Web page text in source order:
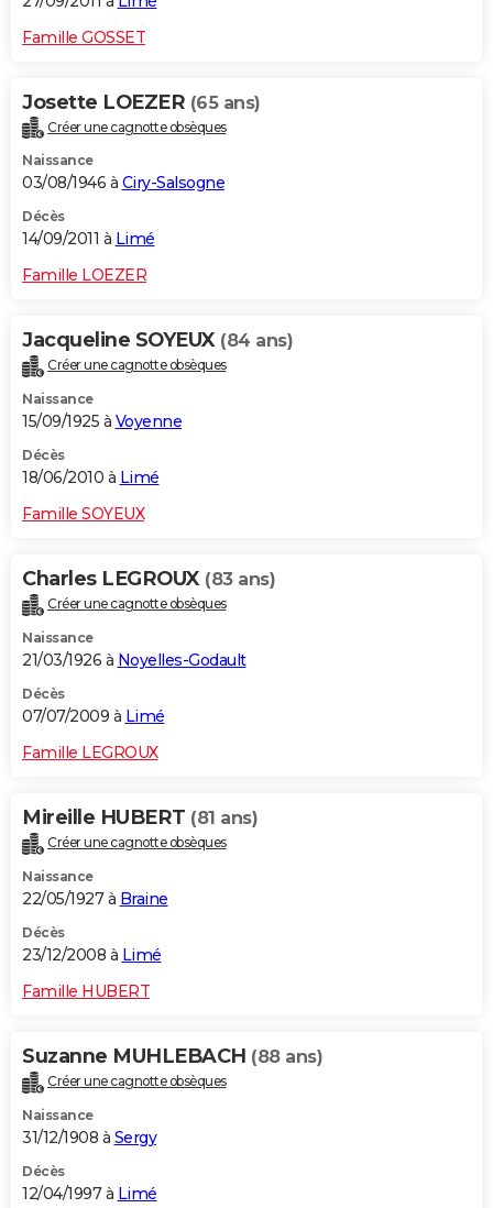
Famille GOSSET
Josette LOEZER (65 ans)
Créer une cagnotte obsèques
Naissance
03/08/1946 à Ciry-Salsogne
Décès
14/09/2011 à Limé
Famille LOEZER
Jacqueline SOYEUX (84 ans)
Créer une cagnotte obsèques
Naissance
15/09/1925 à Voyenne
Décès
18/06/2010 à Limé
Famille SOYEUX
Charles LEGROUX (83 ans)
Créer une cagnotte obsèques
Naissance
21/03/1926 à Noyelles-Godault
Décès
07/07/2009 à Limé
Famille LEGROUX
Mireille HUBERT (81 ans)
Créer une cagnotte obsèques
Naissance
22/05/1927 à Braine
Décès
23/12/2008 à Limé
Famille HUBERT
Suzanne MUHLEBACH (88 ans)
Créer une cagnotte obsèques
Naissance
31/12/1908 à Sergy
Décès
12/04/1997 à Limé